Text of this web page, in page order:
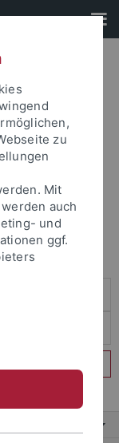
an um sich
zu
Mit
auch
und
ggf.